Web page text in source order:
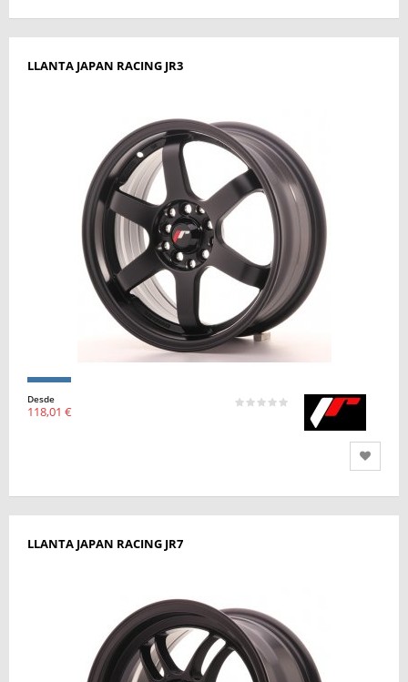
LLANTA JAPAN RACING JR3
Desde
118,01 €
LLANTA JAPAN RACING JR7